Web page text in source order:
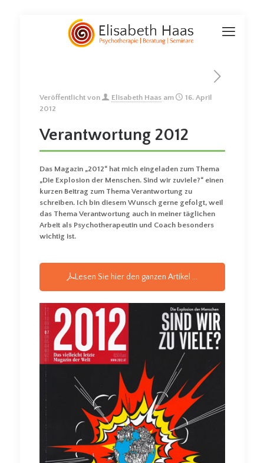
Veröffentlicht von Elisabeth Haas am
16. April
2012
Verantwortung 2012
Das Magazin „2012“ hat mich eingeladen zum Thema
„Die Explosion der Menschen. Sind wir zuviele?“ einen
kurzen Beitrag zum Thema Verantwortung zu
schreiben. Ich bin diesem Wunsch gerne gefolgt, weil
das Thema Verantwortung auch in meiner täglichen
Arbeit als Psychotherapeutin und Coach besonders
wichtig ist.
Lesen Sie hier den ganzen Artikel ...